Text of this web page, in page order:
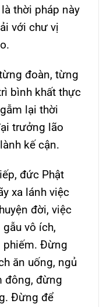
thời pháp này
với chư vị
đoàn, từng
bình khất thực
lại thời
trưởng lão
kế cận.
đức Phật
xa lánh việc
đời, việc
vô ích,
phiếm. Đừng
ăn uống, ngủ
đông, đừng
Đừng để